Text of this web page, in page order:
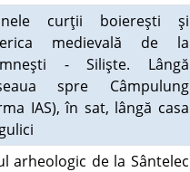
curţii boiereşti şi
medievală de la
- Silişte. Lângă
spre Câmpulung
IAS), în sat, lângă casa
arheologic de la Sântelec